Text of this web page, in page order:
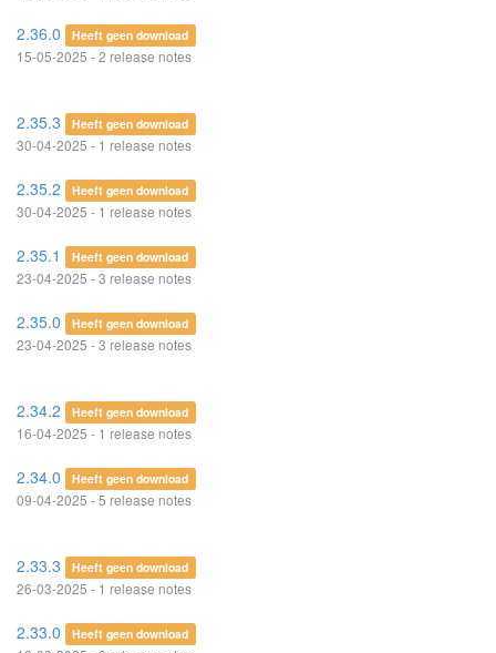
2.36.0 Heeft geen download
15-05-2025 - 2 release notes
2.35.3 Heeft geen download
30-04-2025 - 1 release notes
2.35.2 Heeft geen download
30-04-2025 - 1 release notes
2.35.1 Heeft geen download
23-04-2025 - 3 release notes
2.35.0 Heeft geen download
23-04-2025 - 3 release notes
2.34.2 Heeft geen download
16-04-2025 - 1 release notes
2.34.0 Heeft geen download
09-04-2025 - 5 release notes
2.33.3 Heeft geen download
26-03-2025 - 1 release notes
2.33.0 Heeft geen download